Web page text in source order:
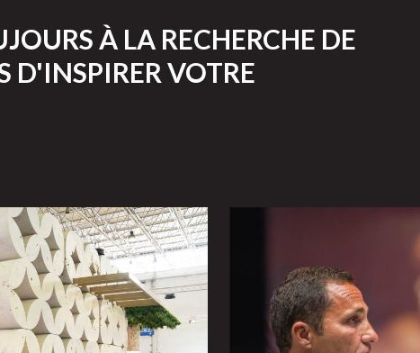
À LA RECHERCHE DE
D'INSPIRER VOTRE